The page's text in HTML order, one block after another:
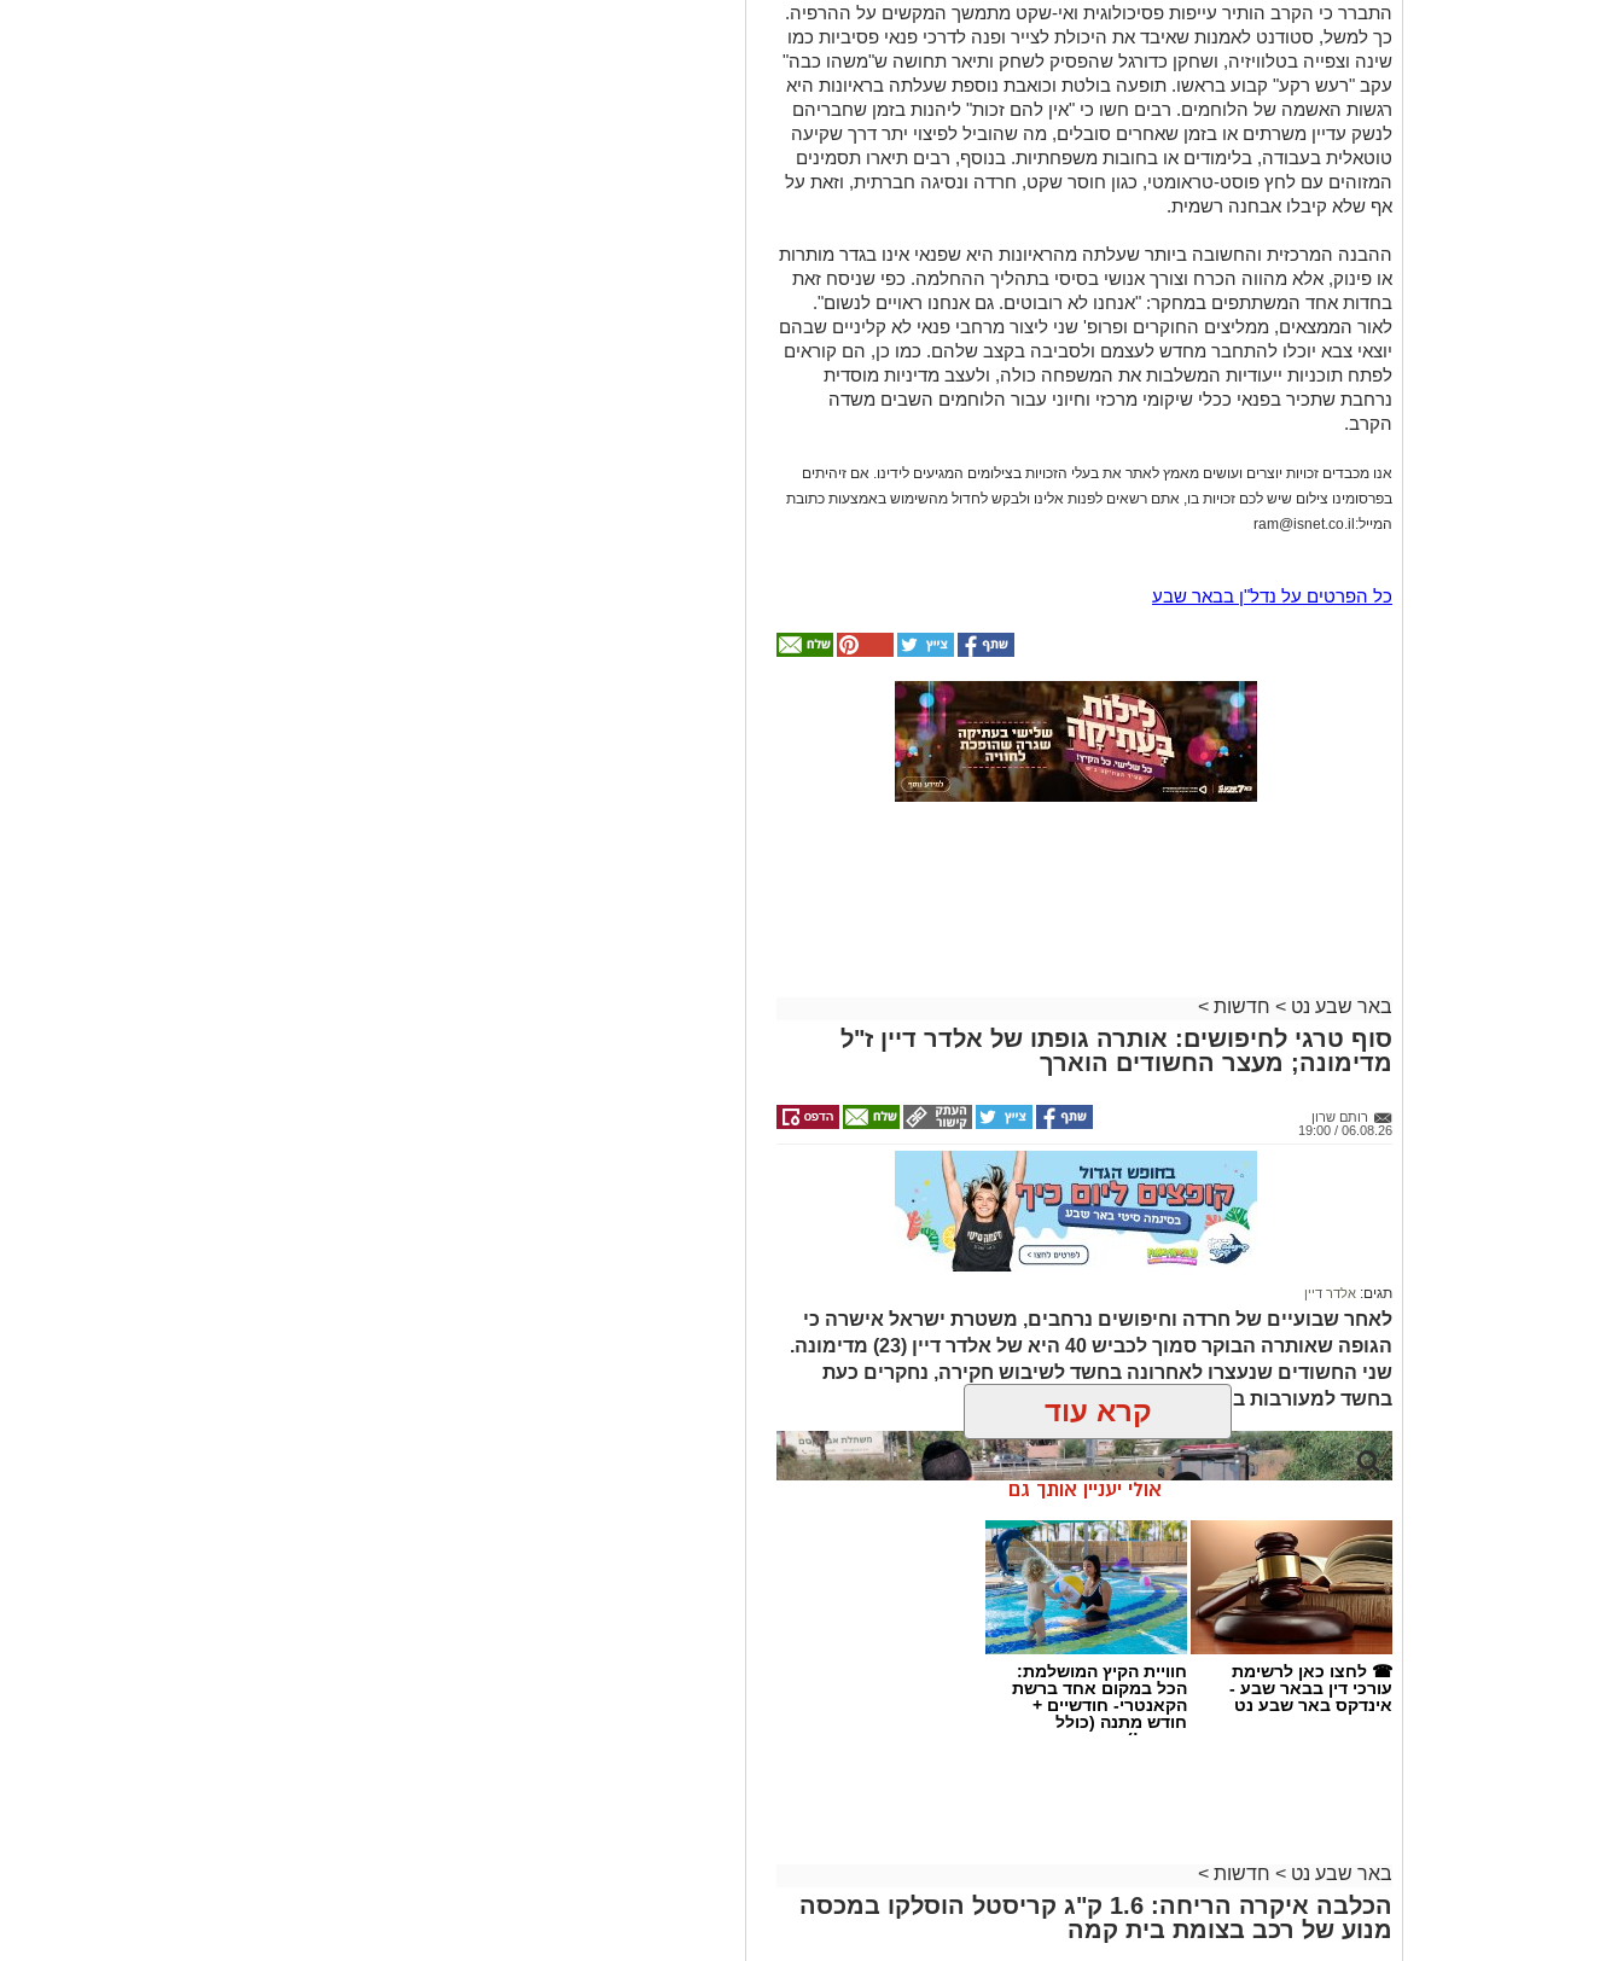
התברר כי הקרב הותיר עייפות פסיכולוגית ואי-שקט מתמשך המקשים על ההרפיה.
כך למשל, סטודנט לאמנות שאיבד את היכולת לצייר ופנה לדרכי פנאי פסיביות כמו
שינה וצפייה בטלוויזיה, ושחקן כדורגל שהפסיק לשחק ותיאר תחושה ש"משהו כבה"
עקב "רעש רקע" קבוע בראשו. תופעה בולטת וכואבת נוספת שעלתה בראיונות היא
רגשות האשמה של הלוחמים. רבים חשו כי "אין להם זכות" ליהנות בזמן שחבריהם
לנשק עדיין משרתים או בזמן שאחרים סובלים, מה שהוביל לפיצוי יתר דרך שקיעה
טוטאלית בעבודה, בלימודים או בחובות משפחתיות. בנוסף, רבים תיארו תסמינים
המזוהים עם לחץ פוסט-טראומטי, כגון חוסר שקט, חרדה ונסיגה חברתית, וזאת על
אף שלא קיבלו אבחנה רשמית.
ההבנה המרכזית והחשובה ביותר שעלתה מהראיונות היא שפנאי אינו בגדר מותרות
או פינוק, אלא מהווה הכרח וצורך אנושי בסיסי בתהליך ההחלמה. כפי שניסח זאת
בחדות אחד המשתתפים במחקר: "אנחנו לא רובוטים. גם אנחנו ראויים לנשום".
לאור הממצאים, ממליצים החוקרים ופרופ' שני ליצור מרחבי פנאי לא קליניים שבהם
יוצאי צבא יוכלו להתחבר מחדש לעצמם ולסביבה בקצב שלהם. כמו כן, הם קוראים
לפתח תוכניות ייעודיות המשלבות את המשפחה כולה, ולעצב מדיניות מוסדית
נרחבת שתכיר בפנאי ככלי שיקומי מרכזי וחיוני עבור הלוחמים השבים משדה
הקרב.
אנו מכבדים זכויות יוצרים ועושים מאמץ לאתר את בעלי הזכויות בצילומים המגיעים לידינו. אם זיהיתים
בפרסומינו צילום שיש לכם זכויות בו, אתם רשאים לפנות אלינו ולבקש לחדול מהשימוש באמצעות כתובת
המייל:ram@isnet.co.il
כל הפרטים על נדל"ן בבאר שבע
באר שבע נט > חדשות >
סוף טרגי לחיפושים: אותרה גופתו של אלדר דיין ז"ל
מדימונה; מעצר החשודים הוארך
רותם שרון
06.08.26 / 19:00
תגים: אלדר דיין
לאחר שבועיים של חרדה וחיפושים נרחבים, משטרת ישראל אישרה כי
הגופה שאותרה הבוקר סמוך לכביש 40 היא של אלדר דיין (23) מדימונה.
שני החשודים שנעצרו לאחרונה בחשד לשיבוש חקירה, נחקרים כעת
בחשד למעורבות במותו ומעצרם הוארך.
השלמת הליך הזיהוי במכון הלאומי לרפואה משפטית. הודעה מרה נמסרה
למשפחתו.
קרא עוד
אולי יעניין אותך גם
☎ לחצו כאן לרשימת
עורכי דין בבאר שבע -
אינדקס באר שבע נט
חוויית הקיץ המושלמת:
הכל במקום אחד ברשת
הקאנטרי- חודשיים +
חודש מתנה (כולל
החגים!)
באר שבע נט > חדשות >
הכלבה איקרה הריחה: 1.6 ק"ג קריסטל הוסלקו במכסה
מנוע של רכב בצומת בית קמה